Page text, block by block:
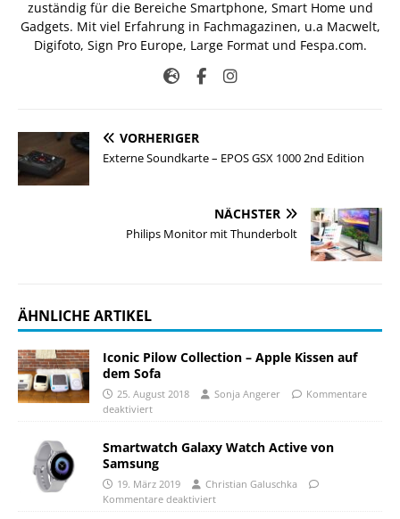
zuständig für die Bereiche Smartphone, Smart Home und
Gadgets. Mit viel Erfahrung in Fachmagazinen, u.a Macwelt,
Digifoto, Sign Pro Europe, Large Format und Fespa.com.
VORHERIGER
Externe Soundkarte – EPOS GSX 1000 2nd Edition
NÄCHSTER
Philips Monitor mit Thunderbolt
ÄHNLICHE ARTIKEL
Iconic Pilow Collection – Apple Kissen auf
dem Sofa
25. August 2018 Sonja Angerer
Kommentare
deaktiviert
Smartwatch Galaxy Watch Active von
Samsung
19. März 2019
Christian Galuschka
Kommentare deaktiviert